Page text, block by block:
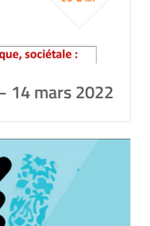
14 mars 2022